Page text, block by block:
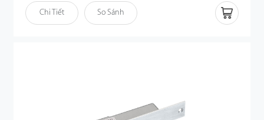
A small electric current will produce a great magnetic force.
When users turn off the power of the electromagnetic lock, it will
Chi Tiết So Sánh